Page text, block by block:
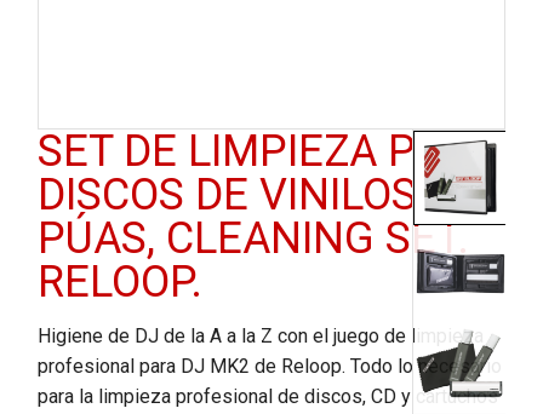
SET DE LIMPIEZA PARA
DISCOS DE VINILOS Y
PÚAS, CLEANING SET.
RELOOP.
Higiene de DJ de la A a la Z con el juego de limpieza
profesional para DJ MK2 de Reloop. Todo lo necesario
para la limpieza profesional de discos, CD y cartuchos